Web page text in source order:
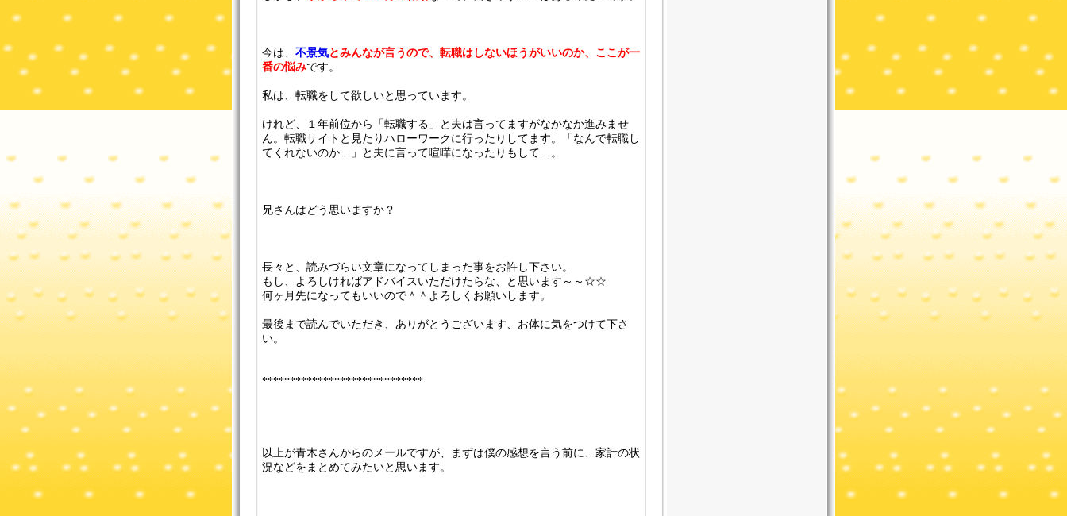
今は、 不景気とみんなが言うので、転職はしないほうがいいのか、ここが一
番の悩みです。
私は、転職をして欲しいと思っています。
けれど、１年前位から「転職する」と夫は言ってますがなかなか進みませ
ん。転職サイトと見たりハローワークに行ったりしてます。「なんで転職し
てくれないのか…」と夫に言って喧嘩になったりもして…。
兄さんはどう思いますか？
長々と、読みづらい文章になってしまった事をお許し下さい。
もし、よろしければアドバイスいただけたらな、と思います～～☆☆
何ヶ月先になってもいいので＾＾よろしくお願いします。
最後まで読んでいただき、ありがとうございます、お体に気をつけて下さ
い。
*****************************
以上が青木さんからのメールですが、まずは僕の感想を言う前に、家計の状
況などをまとめてみたいと思います。